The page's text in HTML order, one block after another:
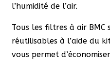
l’humidité de l’air.
Tous les filtres à air
réutilisables à l’aide du
vous permet